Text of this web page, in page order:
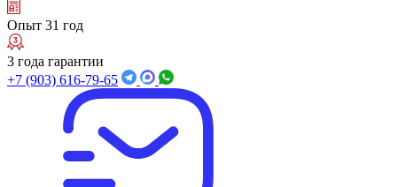
Опыт 31 год
3 года гарантии
+7 (903) 616-79-65